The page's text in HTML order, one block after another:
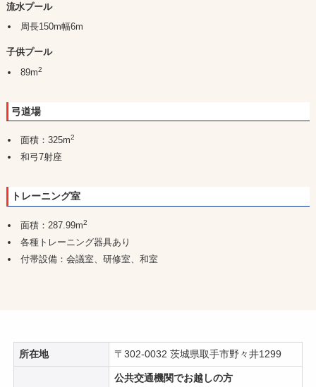
流水プール
周長150m幅6m
子供プール
89m2
弓道場
面積：325m2
和弓7射座
トレーニング室
面積：287.99m2
各種トレーニング器具あり
付帯設備：会議室、研修室、和室
所在地 〒302-0032 茨城県取手市野々井1299
公共交通機関でお越しの方